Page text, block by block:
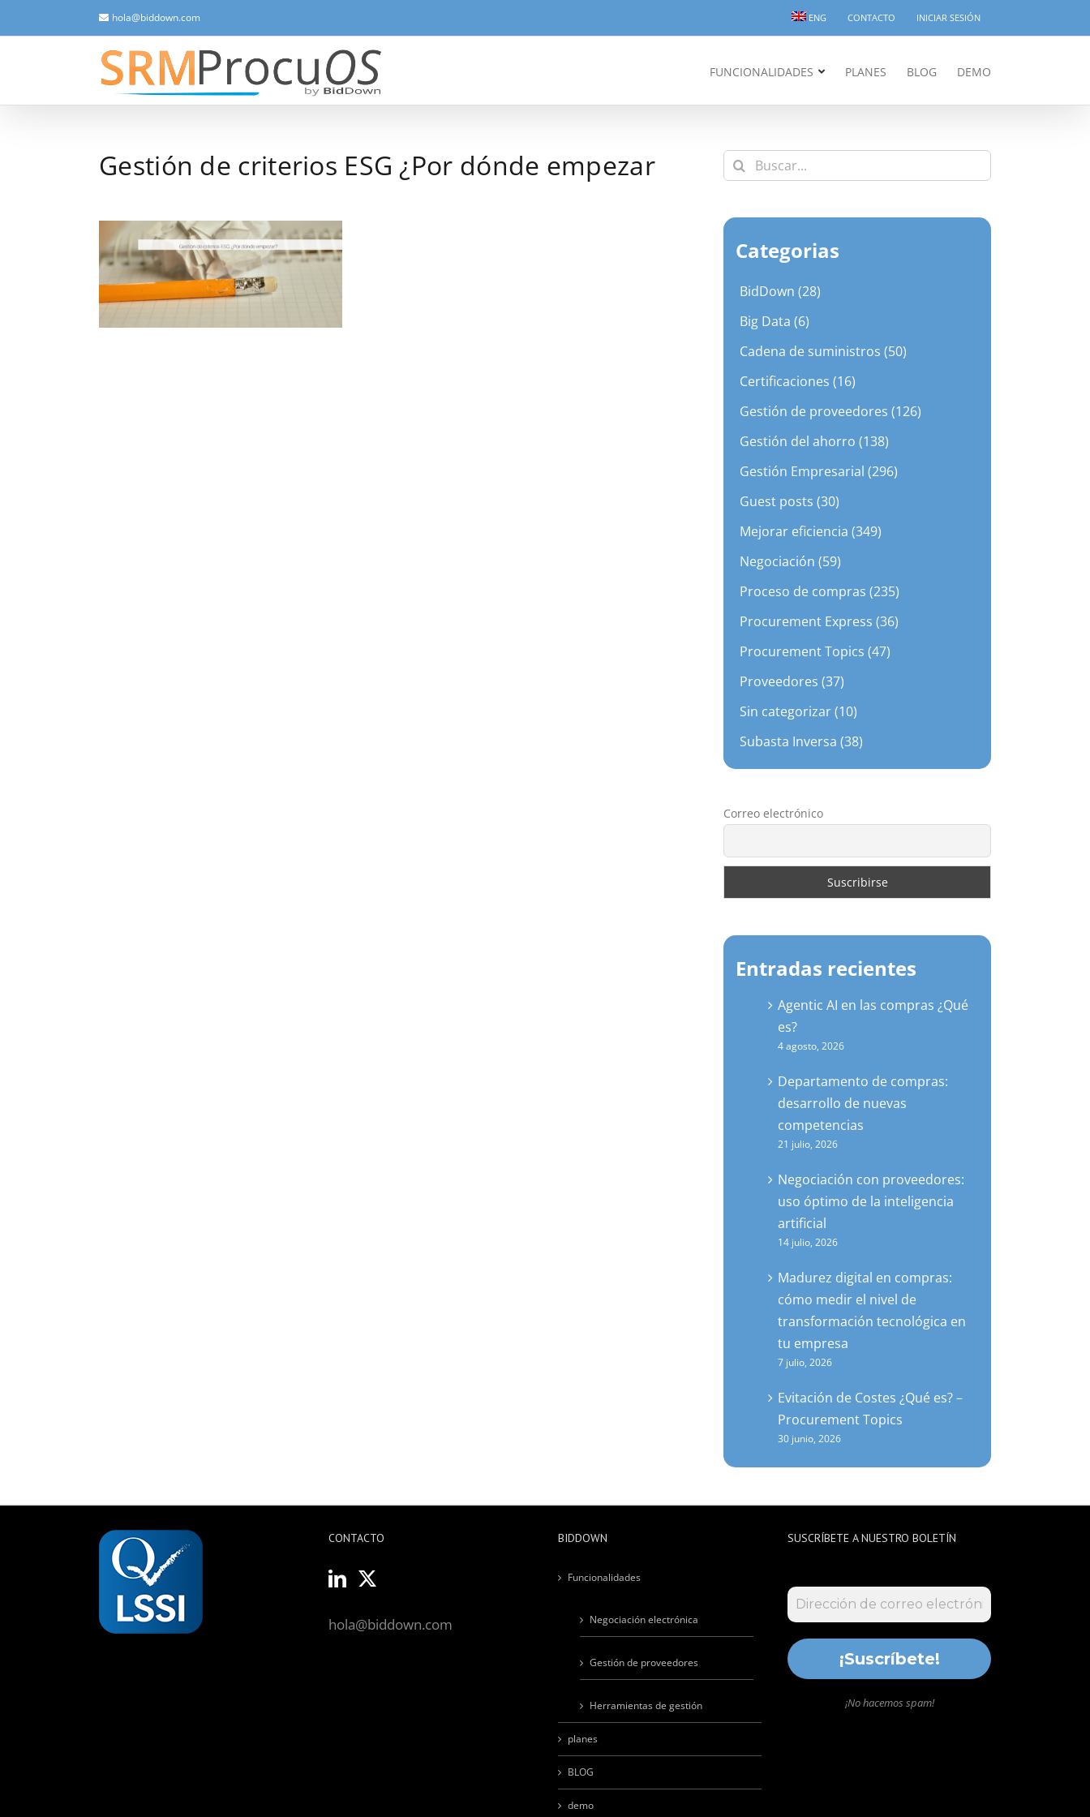
hola@biddown.com ENG CONTACTO INICIAR SESIÓN
FUNCIONALIDADES PLANES BLOG DEMO
Gestión de criterios ESG ¿Por dónde empezar Buscar:
Categorias
BidDown (28)
Big Data (6)
Cadena de suministros (50)
Certificaciones (16)
Gestión de proveedores (126)
Gestión del ahorro (138)
Gestión Empresarial (296)
Guest posts (30)
Mejorar eficiencia (349)
Negociación (59)
Proceso de compras (235)
Procurement Express (36)
Procurement Topics (47)
Proveedores (37)
Sin categorizar (10)
Subasta Inversa (38)
Correo electrónico
Entradas recientes
Agentic AI en las compras ¿Qué
es?
4 agosto, 2026
Departamento de compras:
desarrollo de nuevas
competencias
21 julio, 2026
Negociación con proveedores:
uso óptimo de la inteligencia
artificial
14 julio, 2026
Madurez digital en compras:
cómo medir el nivel de
transformación tecnológica en
tu empresa
7 julio, 2026
Evitación de Costes ¿Qué es? –
Procurement Topics
30 junio, 2026
CONTACTO
hola@biddown.com
BIDDOWN
Funcionalidades
Negociación electrónica
Gestión de proveedores
Herramientas de gestión
planes
BLOG
demo
SUSCRÍBETE A NUESTRO BOLETÍN
¡No hacemos spam!